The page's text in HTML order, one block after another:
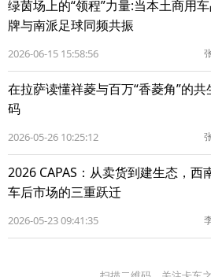
绿茵场上的“领程”力量:当本土商用
牌与南派足球同频共振
2026-06-15 15:58:56
在拉萨读懂祥菱与百万“香菱角”的共
码
2026-05-26 10:25:12
2026 CAPAS：从卖货到建生态，西
车后市场的三重跃迁
2026-05-23 09:41:35